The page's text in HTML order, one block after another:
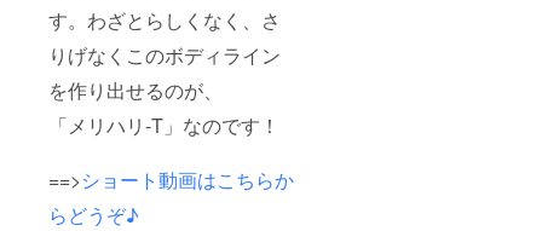
す。わざとらしくなく、さ
りげなくこのボディライン
を作り出せるのが、
「メリハリ-T」なのです！
==>ショート動画はこちらか
らどうぞ♪